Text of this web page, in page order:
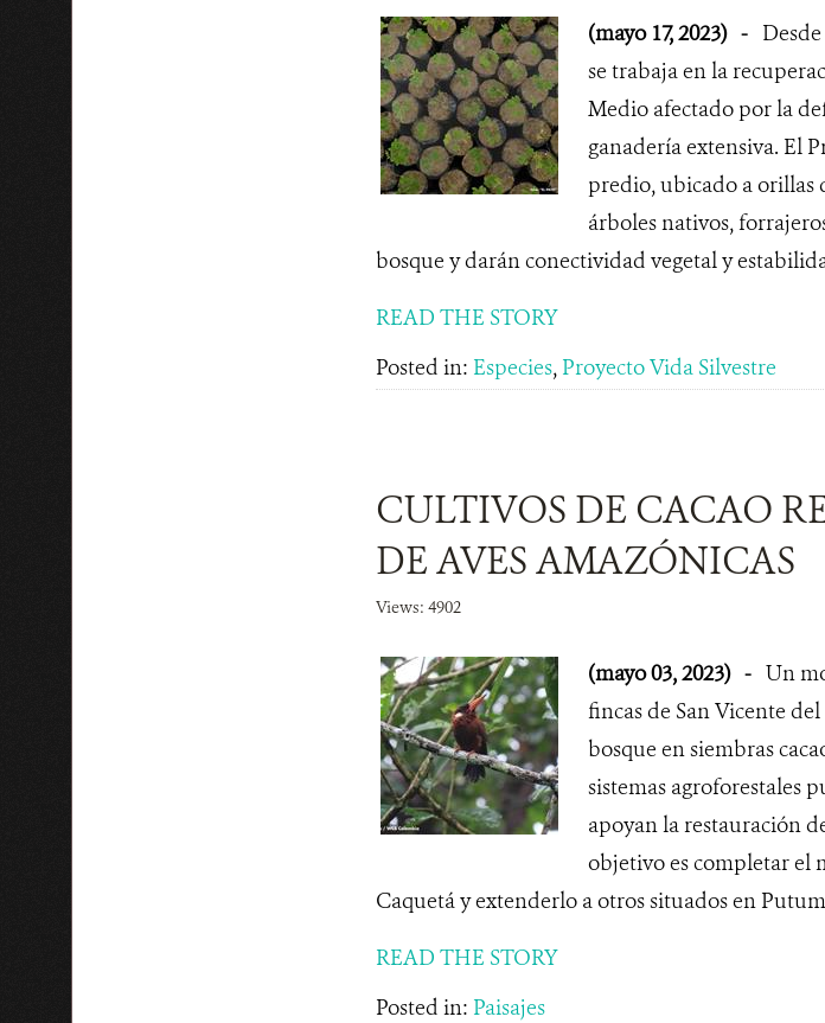
(mayo 17, 2023) -
se trabaja en la
Medio afectado por la
ganadería extensiva. El
predio, ubicado a orillas
árboles nativos,
bosque y darán conectividad vegetal y
READ THE STORY
Posted in: Especies, Proyecto Vida Silvestre
CULTIVOS DE CACAO
DE AVES AMAZÓNICAS
Views: 4902
(mayo 03, 2023) - Un
fincas de San Vicente
bosque en siembras
sistemas agroforestales
apoyan la restauración
objetivo es completar el
Caquetá y extenderlo a otros situados en
READ THE STORY
Posted in: Paisajes